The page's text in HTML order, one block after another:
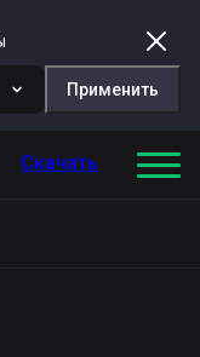
Применить
Скачать